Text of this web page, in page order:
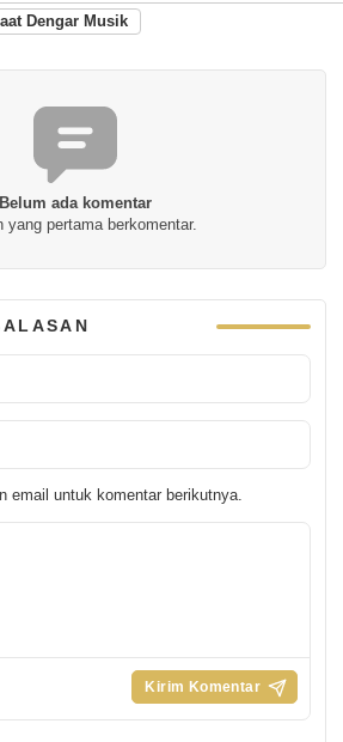
Dengar Musik
Belum ada komentar
yang pertama berkomentar.
email untuk komentar berikutnya.